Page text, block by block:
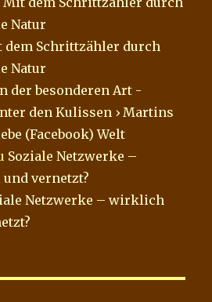
Natur
dem Schrittzähler durch
Natur
der besonderen Art -
den Kulissen › Martins
(Facebook) Welt
Soziale Netzwerke –
vernetzt?
Netzwerke – wirklich